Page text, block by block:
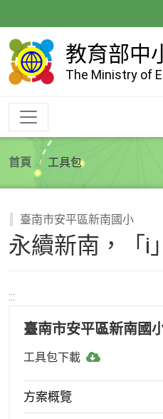
到
主
內
教育部中
The Ministry of
首頁 工具包
臺南市安平區新南國小
永續新南，「i
:::
臺南市安平區新南國
工具包下載
工
方案概覽